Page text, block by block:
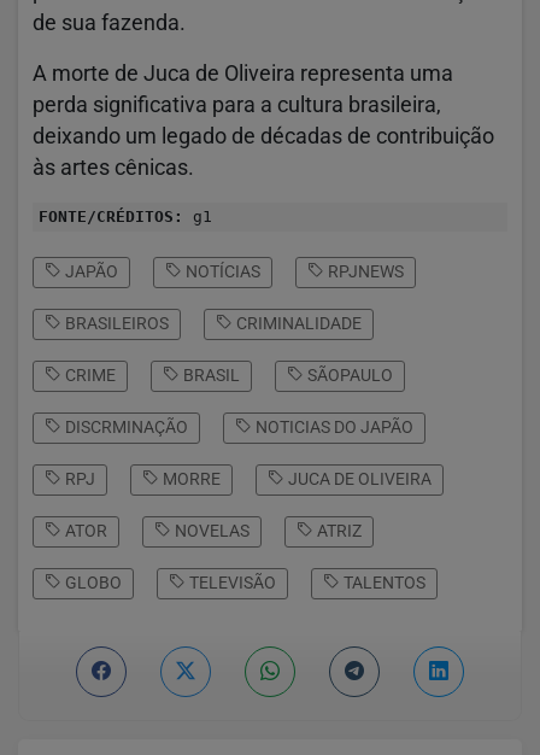
de sua fazenda.
A morte de Juca de Oliveira representa uma
perda significativa para a cultura brasileira,
deixando um legado de décadas de contribuição
às artes cênicas.
FONTE/CRÉDITOS: g1
JAPÃO NOTÍCIAS RPJNEWS
BRASILEIROS CRIMINALIDADE
CRIME BRASIL SÃOPAULO
DISCRMINAÇÃO NOTICIAS DO JAPÃO
RPJ MORRE JUCA DE OLIVEIRA
ATOR NOVELAS ATRIZ
GLOBO TELEVISÃO TALENTOS